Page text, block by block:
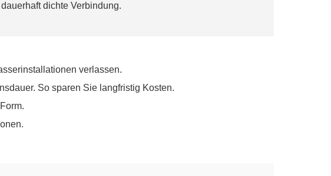
dichte Verbindung.
verlassen.
So sparen Sie langfristig Kosten.